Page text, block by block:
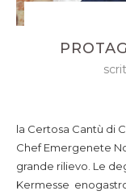
la Certosa Cantù di
Chef Emergenete
grande rilievo. Le
Kermesse